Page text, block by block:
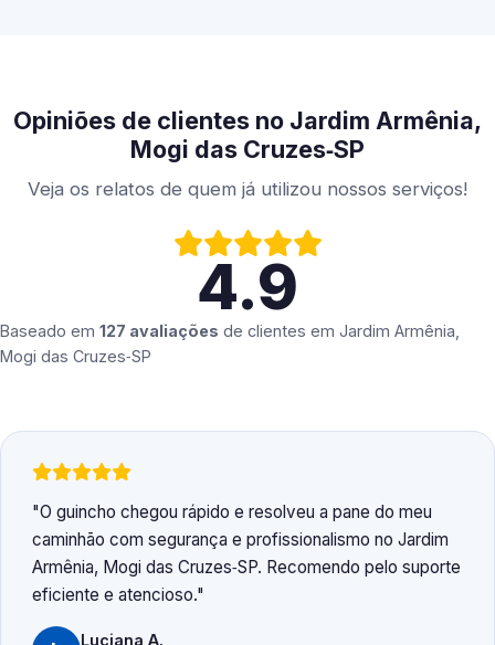
Opiniões de clientes no Jardim Armênia,
Mogi das Cruzes‑SP
Veja os relatos de quem já utilizou nossos serviços!
4.9
Baseado em 127 avaliações de clientes em Jardim Armênia,
Mogi das Cruzes‑SP
O guincho chegou rápido e resolveu a pane do meu
caminhão com segurança e profissionalismo no Jardim
Armênia, Mogi das Cruzes‑SP. Recomendo pelo suporte
eficiente e atencioso.
Luciana A.